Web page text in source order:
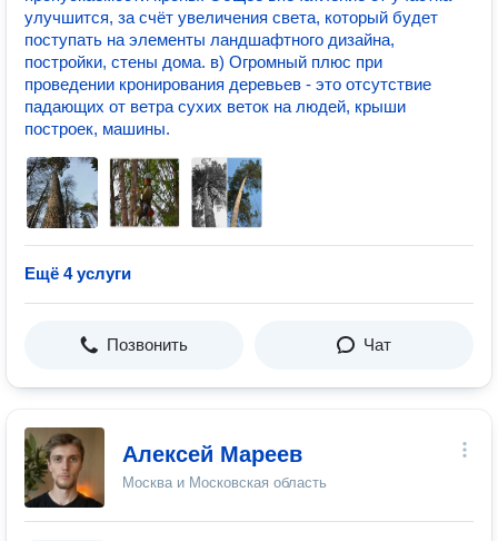
улучшится, за счёт увеличения света, который будет
поступать на элементы ландшафтного дизайна,
постройки, стены дома. в) Огромный плюс при
проведении кронирования деревьев - это отсутствие
падающих от ветра сухих веток на людей, крыши
построек, машины.
Ещё 4 услуги
Позвонить Чат
Алексей Мареев
Москва и Московская область